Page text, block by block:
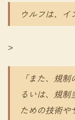
ウルフは、イ
>
「また、規
るいは、規
ための技術や